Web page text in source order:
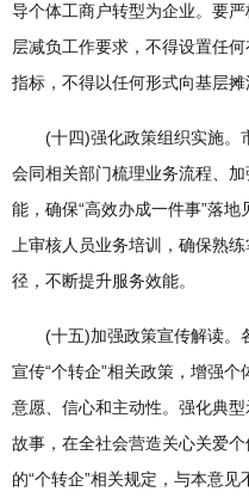
导个体工商户转型为企业。要
层减负工作要求，不得设置任
指标，不得以任何形式向基层摊
(十四)强化政策组织实施。市
会同相关部门梳理业务流程、
能，确保“高效办成一件事”落
上审核人员业务培训，确保熟
径，不断提升服务效能。
(十五)加强政策宣传解读。
宣传“个转企”相关政策，增强
意愿、信心和主动性。强化典
故事，在全社会营造关心关爱
的“个转企”相关规定，与本意